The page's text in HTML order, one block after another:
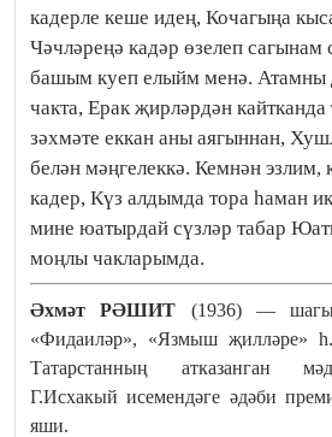
кадерле кеше идең, Кочагыңа
Чәчләреңә кадәр өзелеп сагынам
башым куеп елыйм менә. Атамны
чакта, Ерак җирләрдән кайтканда
зәхмәте еккан аны аягыннан,
белән мәңгелеккә. Кемнән
кадер, Күз алдымда тора һаман
мине юатырдай сүзләр табар
моңлы чакларымда.
Әхмәт РӘШИТ (1936) —
«Фидаиләр», «Язмыш җилләре»
Татарстанның атказанган
Г.Исхакый исемендәге әдәби
яши.